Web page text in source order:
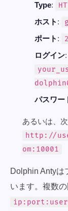
Type:
ホスト :
ポート :
ログイン
パスワー
あるいは、
http://
om:10001
Dolphin Antyは
います。複数